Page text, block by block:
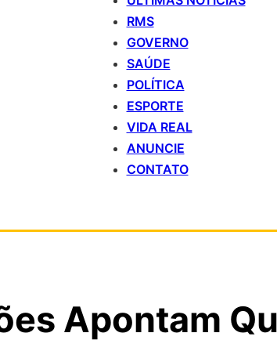
RMS
GOVERNO
SAÚDE
POLÍTICA
ESPORTE
VIDA REAL
ANUNCIE
CONTATO
Apontam